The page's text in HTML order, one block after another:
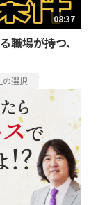
08:37
職場が持つ、
の選択